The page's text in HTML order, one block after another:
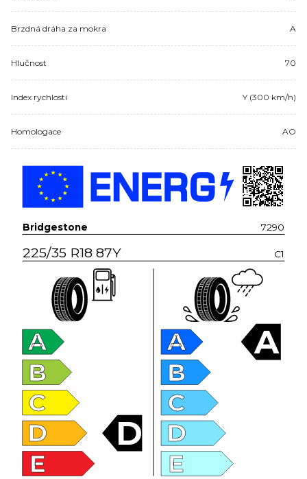
Brzdná dráha za mokra A
Hlučnost 70
Index rychlosti Y (300 km/h)
Homologace AO
Bridgestone 7290
225/35 R18 87Y C1
A
B
C
D
E
D
A
B
C
D
E
A